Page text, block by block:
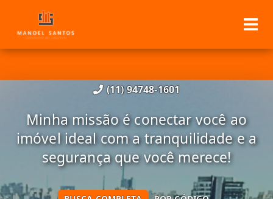
(11) 94748-1601
Minha missão é conectar você ao
imóvel ideal com a tranquilidade e a
segurança que você merece!